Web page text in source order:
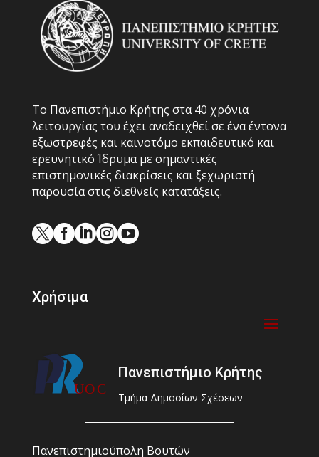
Το Πανεπιστήμιο Κρήτης στα 40 χρόνια
λειτουργίας του έχει αναδειχθεί σε ένα έντονα
εξωστρεφές και καινοτόμο εκπαιδευτικό και
ερευνητικό Ίδρυμα με σημαντικές
επιστημονικές διακρίσεις και ξεχωριστή
παρουσία στις διεθνείς κατατάξεις.

Χρήσιμα
Πανεπιστήμιο Κρήτης
Τμήμα Δημοσίων Σχέσεων
Πανεπιστημιούπολη Βουτών